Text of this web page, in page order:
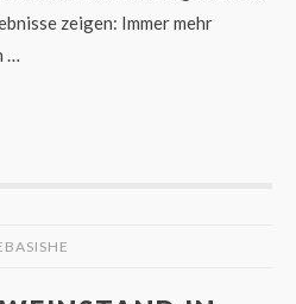
zeigen: Immer mehr
…